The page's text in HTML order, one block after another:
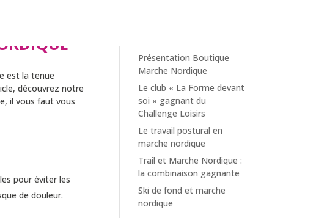
est la tenue
découvrez notre
il vous faut vous
pour éviter les
de douleur.
Présentation Boutique
Marche Nordique
Le club « La Forme devant
soi » gagnant du
Challenge Loisirs
Le travail postural en
marche nordique
Trail et Marche Nordique :
la combinaison gagnante
Ski de fond et marche
nordique